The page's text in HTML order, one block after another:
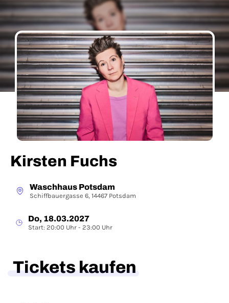
Kirsten Fuchs
Waschhaus Potsdam
Schiffbauergasse 6, 14467 Potsdam
Do, 18.03.2027
Start: 20:00 Uhr - 23:00 Uhr
Tickets kaufen